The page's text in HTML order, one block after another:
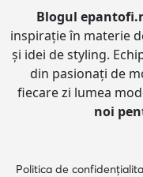
Blogul
inspirație în materie
și idei de styling.
din pasionați de
fiecare zi lumea
noi
Politica de